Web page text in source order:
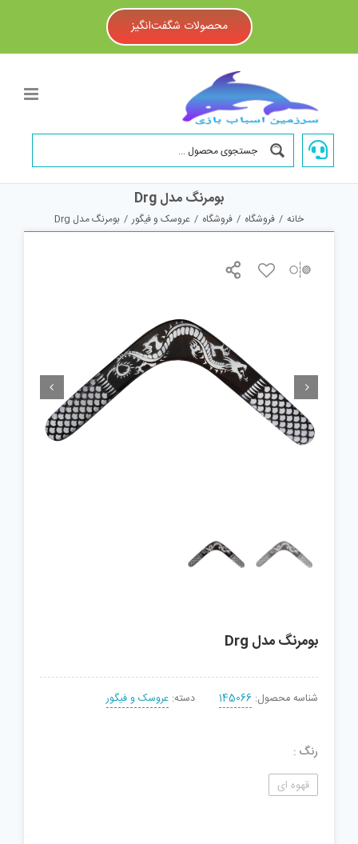
محصولات شگفت‌انگیز
بومرنگ مدل Drg
خانه / فروشگاه / فروشگاه / عروسک و فیگور / بومرنگ مدل Drg
 
بومرنگ مدل Drg
شناسه محصول: 145066 دسته: عروسک و فیگور
رنگ
قهوه ای